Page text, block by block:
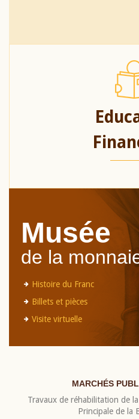
Musée
de la
Histoire du Franc
Billets et pièces
Visite virtuelle
MARCHÉS
Travaux de réhabilitation de
Principale de la